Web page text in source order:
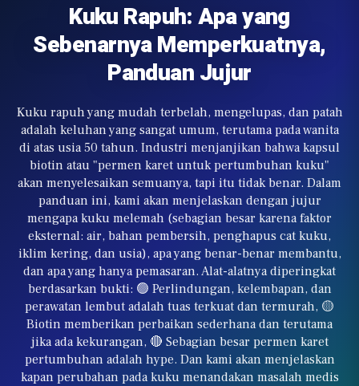
Kuku Rapuh: Apa yang
Sebenarnya Memperkuatnya,
Panduan Jujur
Kuku rapuh yang mudah terbelah, mengelupas, dan patah
adalah keluhan yang sangat umum, terutama pada wanita
di atas usia 50 tahun. Industri menjanjikan bahwa kapsul
biotin atau "permen karet untuk pertumbuhan kuku"
akan menyelesaikan semuanya, tapi itu tidak benar. Dalam
panduan ini, kami akan menjelaskan dengan jujur
mengapa kuku melemah (sebagian besar karena faktor
eksternal: air, bahan pembersih, penghapus cat kuku,
iklim kering, dan usia), apa yang benar-benar membantu,
dan apa yang hanya pemasaran. Alat-alatnya diperingkat
berdasarkan bukti: 🟢 Perlindungan, kelembapan, dan
perawatan lembut adalah tuas terkuat dan termurah, 🟡
Biotin memberikan perbaikan sederhana dan terutama
jika ada kekurangan, 🔴 Sebagian besar permen karet
pertumbuhan adalah hype. Dan kami akan menjelaskan
kapan perubahan pada kuku menandakan masalah medis